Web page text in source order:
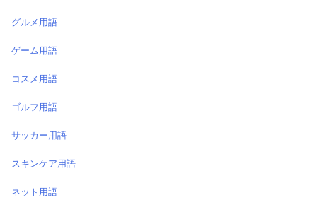
グルメ用語
ゲーム用語
コスメ用語
ゴルフ用語
サッカー用語
スキンケア用語
ネット用語